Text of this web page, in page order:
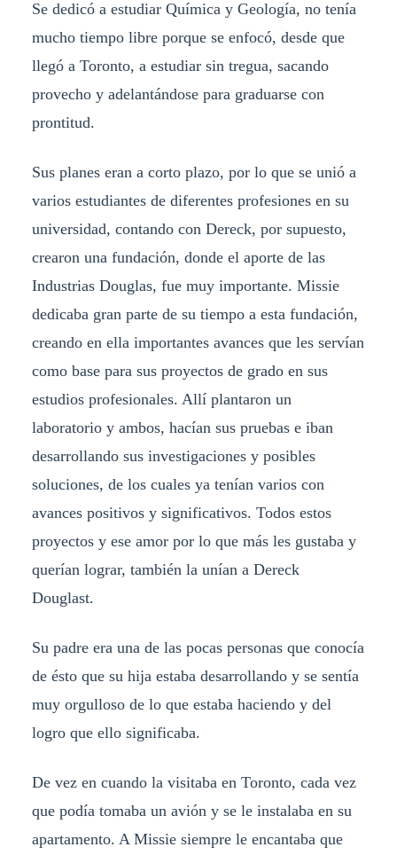
Se dedicó a estudiar Química y Geología, no tenía
mucho tiempo libre porque se enfocó, desde que
llegó a Toronto, a estudiar sin tregua, sacando
provecho y adelantándose para graduarse con
prontitud.
Sus planes eran a corto plazo, por lo que se unió a
varios estudiantes de diferentes profesiones en su
universidad, contando con Dereck, por supuesto,
crearon una fundación, donde el aporte de las
Industrias Douglas, fue muy importante. Missie
dedicaba gran parte de su tiempo a esta fundación,
creando en ella importantes avances que les servían
como base para sus proyectos de grado en sus
estudios profesionales. Allí plantaron un
laboratorio y ambos, hacían sus pruebas e iban
desarrollando sus investigaciones y posibles
soluciones, de los cuales ya tenían varios con
avances positivos y significativos. Todos estos
proyectos y ese amor por lo que más les gustaba y
querían lograr, también la unían a Dereck
Douglast.
Su padre era una de las pocas personas que conocía
de ésto que su hija estaba desarrollando y se sentía
muy orgulloso de lo que estaba haciendo y del
logro que ello significaba.
De vez en cuando la visitaba en Toronto, cada vez
que podía tomaba un avión y se le instalaba en su
apartamento. A Missie siempre le encantaba que